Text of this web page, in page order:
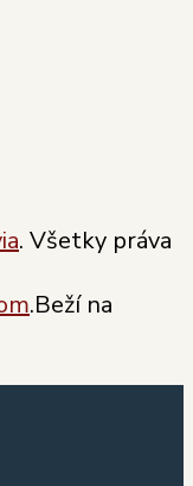
. Všetky práva
.Beží na